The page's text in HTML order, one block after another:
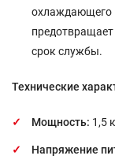
охлаждающего
предотвращает
срок службы.
Технические
Мощность: 1,5
Напряжение